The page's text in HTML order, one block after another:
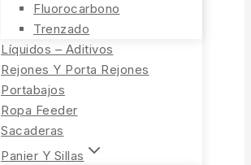
Fluorocarbono
Trenzado
Líquidos – Aditivos
Rejones Y Porta Rejones
Portabajos
Ropa Feeder
Sacaderas
Panier Y Sillas